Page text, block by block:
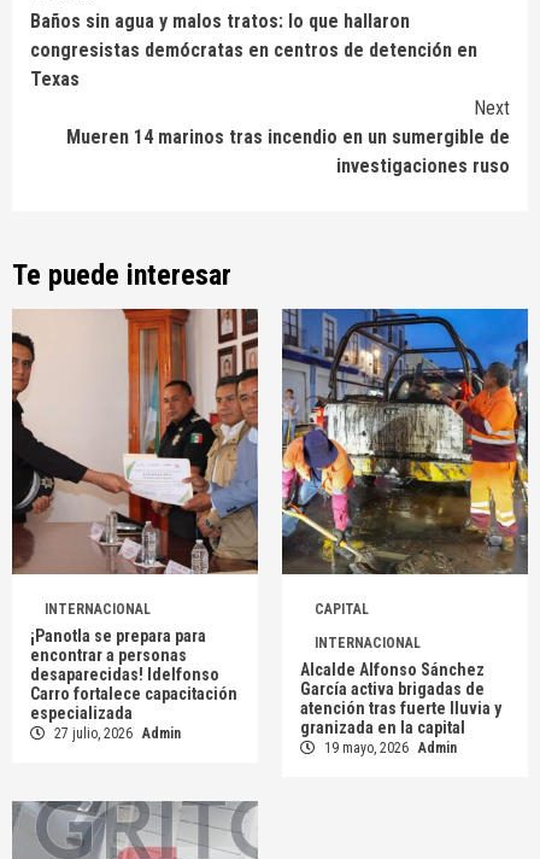
Reading
Baños sin agua y malos tratos: lo que hallaron
congresistas demócratas en centros de detención en
Texas
Next
Mueren 14 marinos tras incendio en un sumergible de
investigaciones ruso
Te puede interesar
INTERNACIONAL
¡Panotla se prepara para
encontrar a personas
desaparecidas! Idelfonso
Carro fortalece capacitación
especializada
27 julio, 2026 Admin
CAPITAL
INTERNACIONAL
Alcalde Alfonso Sánchez
García activa brigadas de
atención tras fuerte lluvia y
granizada en la capital
19 mayo, 2026 Admin